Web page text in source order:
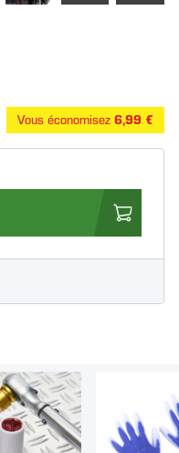
Vous économisez 6,99 €